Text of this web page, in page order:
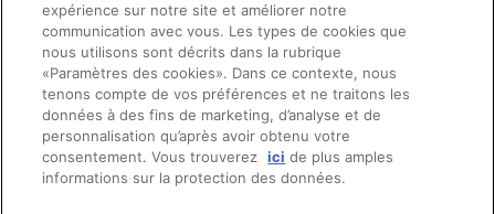
© 2026 AMAG Automobiles et Moteurs SA
expérience sur notre site et améliorer notre
communication avec vous. Les types de cookies que
nous utilisons sont décrits dans la rubrique
«Paramètres des cookies». Dans ce contexte, nous
tenons compte de vos préférences et ne traitons les
données à des fins de marketing, d’analyse et de
personnalisation qu’après avoir obtenu votre
consentement. Vous trouverez ici de plus amples
informations sur la protection des données.